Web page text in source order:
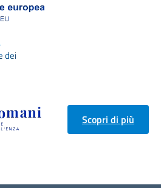
Scopri di più